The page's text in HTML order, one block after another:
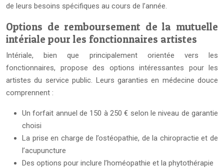
de leurs besoins spécifiques au cours de l’année.
Options de remboursement de la mutuelle
intériale pour les fonctionnaires artistes
Intériale, bien que principalement orientée vers les
fonctionnaires, propose des options intéressantes pour les
artistes du service public. Leurs garanties en médecine douce
comprennent :
Un forfait annuel de 150 à 250 € selon le niveau de garantie
choisi
La prise en charge de l’ostéopathie, de la chiropractie et de
l’acupuncture
Des options pour inclure l’homéopathie et la phytothérapie